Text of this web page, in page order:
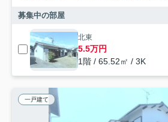
募集中の部屋
北東
5.5万円
1階 / 65.52㎡ / 3K
一戸建て